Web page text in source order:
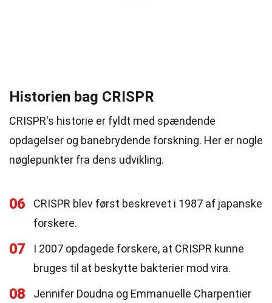
Historien bag CRISPR
CRISPR's historie er fyldt med spændende
opdagelser og banebrydende forskning. Her er nogle
nøglepunkter fra dens udvikling.
06
CRISPR blev først beskrevet i 1987 af japanske
forskere.
07
I 2007 opdagede forskere, at CRISPR kunne
bruges til at beskytte bakterier mod vira.
08
Jennifer Doudna og Emmanuelle Charpentier